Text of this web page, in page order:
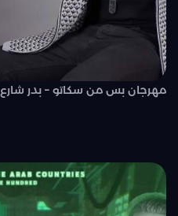
مهرجان بس من سكاتو – بدر شارع 3 – توزيع..